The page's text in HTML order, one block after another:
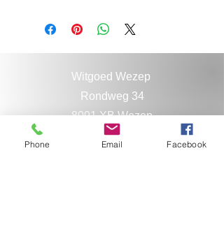
Witgoed Wezep
Rondweg 34
8091 XB Wezep
0641173496
Phone Email Facebook